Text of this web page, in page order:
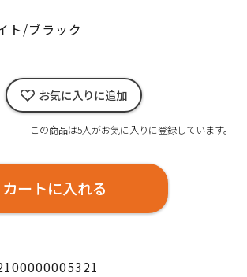
ト/ブラック
お気に入りに追加
この商品は5人がお気に入りに登録しています。
カートに入れる